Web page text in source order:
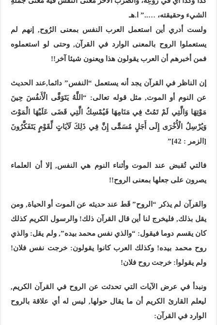
الشيء وحقيقته، …..” ا.هـ
ولست أدري أين استعمل العرب النفس بمعنى الرُوح, إنهم لم
يستعملوا الروح بالمعنى الوارد في القرآن, وحتى لو استعملوه
فمن أخبرهم أن العرب يقولون هذا ويعنون شيئا آخر!!
إن الناظر في القرآن يجد أنه يستعمل “النفس” دائما,عند الحديث
عن النوم أو الموت, مثل قوله تعالى: “اللَّهُ يَتَوَفَّى الْأَنفُسَ حِينَ
مَوْتِهَا وَالَّتِي لَمْ تَمُتْ فِي مَنَامِهَا فَيُمْسِكُ الَّتِي قَضَى عَلَيْهَا الْمَوْتَ
وَيُرْسِلُ الْأُخْرَى إِلَى أَجَلٍ مُسَمًّى إِنَّ فِي ذَلِكَ لَآيَاتٍ لِّقَوْمٍ يَتَفَكَّرُونَ
[الزمر : 42]”
فالتي تُقبض عند الموت وأثناء النوم هي النفس, إلا أن العلماء
يصرون على جعلها بمعنى الروح!!
والقرآن لم يذكر “الروح” قَط عند حديثه عن الموت أو الحياة, ومن
يقل بذلك, فليخرج لنا أين قال القرآن ذلك! والرسول الكريم كذلك
كان يقسم دوما فيقول: “والذي نفس محمد بيده”, ولم يقل: والذي
روح محمد بيده! وكذلك العرب كانوا يقولون: خرجت نفس فلان!
ولم يقولوا: خرجت روح فلان!
ونبدأ في عرض الآيات التي تحدثت عن الروح في القرآن الكريم,
ليعلم القارئ الكريم أن ما يقال حولها, ليس له أي علاقة بالروح
الوارد في القرآن: